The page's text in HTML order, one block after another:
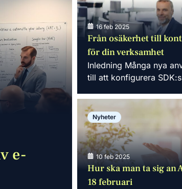
e-
16 feb 2025
Från osäkerhet till
för din verksamhet
Inledning Många nya
till att konfigurera
Nyheter
10 feb 2025
Hur ska man ta sig an
18 februari